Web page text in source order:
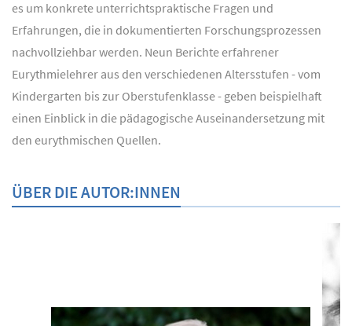
es um konkrete unterrichtspraktische Fragen und
Erfahrungen, die in dokumentierten Forschungsprozessen
nachvollziehbar werden. Neun Berichte erfahrener
Eurythmielehrer aus den verschiedenen Altersstufen - vom
Kindergarten bis zur Oberstufenklasse - geben beispielhaft
einen Einblick in die pädagogische Auseinandersetzung mit
den eurythmischen Quellen.
ÜBER DIE AUTOR:INNEN